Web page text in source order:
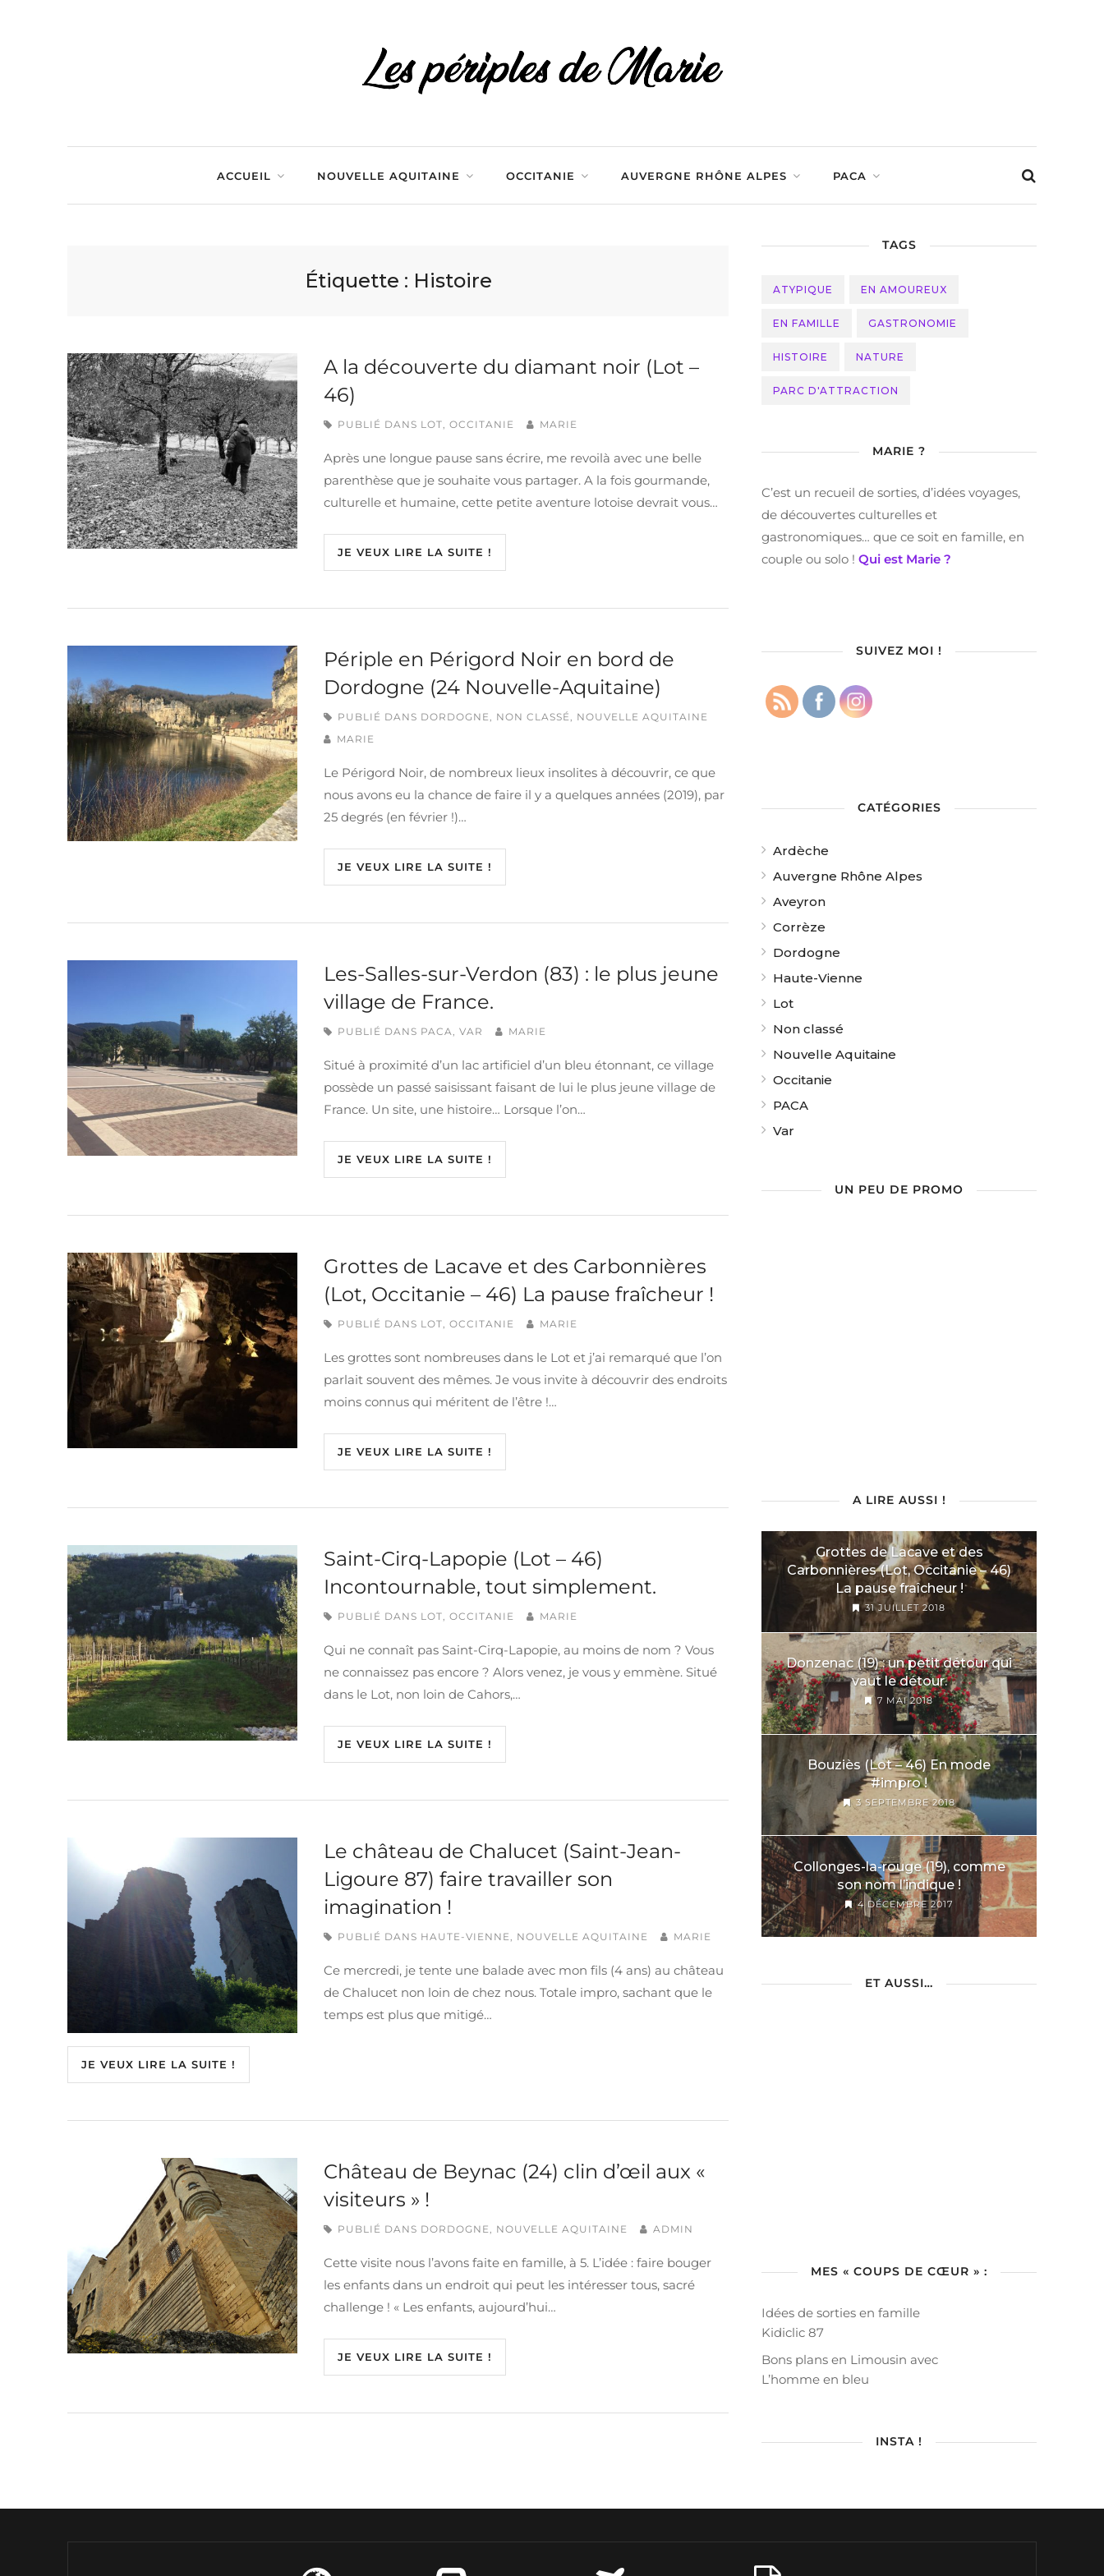
ACCUEIL NOUVELLE AQUITAINE OCCITANIE AUVERGNE RHÔNE ALPES PACA
Étiquette : Histoire
A la découverte du diamant noir (Lot –
46)
PUBLIÉ DANS LOT, OCCITANIE MARIE
Après une longue pause sans écrire, me revoilà avec une belle
parenthèse que je souhaite vous partager. A la fois gourmande,
culturelle et humaine, cette petite aventure lotoise devrait vous…
JE VEUX LIRE LA SUITE !
Périple en Périgord Noir en bord de
Dordogne (24 Nouvelle-Aquitaine)
PUBLIÉ DANS DORDOGNE, NON CLASSÉ, NOUVELLE AQUITAINE
MARIE
Le Périgord Noir, de nombreux lieux insolites à découvrir, ce que
nous avons eu la chance de faire il y a quelques années (2019), par
25 degrés (en février !)…
JE VEUX LIRE LA SUITE !
Les-Salles-sur-Verdon (83) : le plus jeune
village de France.
PUBLIÉ DANS PACA, VAR MARIE
Situé à proximité d’un lac artificiel d’un bleu étonnant, ce village
possède un passé saisissant faisant de lui le plus jeune village de
France. Un site, une histoire… Lorsque l’on…
JE VEUX LIRE LA SUITE !
Grottes de Lacave et des Carbonnières
(Lot, Occitanie – 46) La pause fraîcheur !
PUBLIÉ DANS LOT, OCCITANIE MARIE
Les grottes sont nombreuses dans le Lot et j’ai remarqué que l’on
parlait souvent des mêmes. Je vous invite à découvrir des endroits
moins connus qui méritent de l’être !…
JE VEUX LIRE LA SUITE !
Saint-Cirq-Lapopie (Lot – 46)
Incontournable, tout simplement.
PUBLIÉ DANS LOT, OCCITANIE MARIE
Qui ne connaît pas Saint-Cirq-Lapopie, au moins de nom ? Vous
ne connaissez pas encore ? Alors venez, je vous y emmène. Situé
dans le Lot, non loin de Cahors,…
JE VEUX LIRE LA SUITE !
Le château de Chalucet (Saint-Jean-
Ligoure 87) faire travailler son
imagination !
PUBLIÉ DANS HAUTE-VIENNE, NOUVELLE AQUITAINE MARIE
Ce mercredi, je tente une balade avec mon fils (4 ans) au château
de Chalucet non loin de chez nous. Totale impro, sachant que le
temps est plus que mitigé…
JE VEUX LIRE LA SUITE !
Château de Beynac (24) clin d’œil aux «
visiteurs » !
PUBLIÉ DANS DORDOGNE, NOUVELLE AQUITAINE ADMIN
Cette visite nous l’avons faite en famille, à 5. L’idée : faire bouger
les enfants dans un endroit qui peut les intéresser tous, sacré
challenge ! « Les enfants, aujourd’hui…
JE VEUX LIRE LA SUITE !
TAGS
ATYPIQUE EN AMOUREUX
EN FAMILLE GASTRONOMIE
HISTOIRE NATURE
PARC D'ATTRACTION
MARIE ?
C’est un recueil de sorties, d’idées voyages,
de découvertes culturelles et
gastronomiques… que ce soit en famille, en
couple ou solo ! Qui est Marie ?
SUIVEZ MOI !
CATÉGORIES
Ardèche
Auvergne Rhône Alpes
Aveyron
Corrèze
Dordogne
Haute-Vienne
Lot
Non classé
Nouvelle Aquitaine
Occitanie
PACA
Var
UN PEU DE PROMO
A LIRE AUSSI !
Grottes de Lacave et des
Carbonnières (Lot, Occitanie – 46)
La pause fraîcheur !
31 JUILLET 2018
Donzenac (19) : un petit détour qui
vaut le détour.
7 MAI 2018
Bouziès (Lot – 46) En mode
#impro !
3 SEPTEMBRE 2018
Collonges-la-rouge (19), comme
son nom l’indique !
4 DÉCEMBRE 2017
ET AUSSI…
MES « COUPS DE CŒUR » :
Idées de sorties en famille
Kidiclic 87
Bons plans en Limousin avec
L’homme en bleu
INSTA !